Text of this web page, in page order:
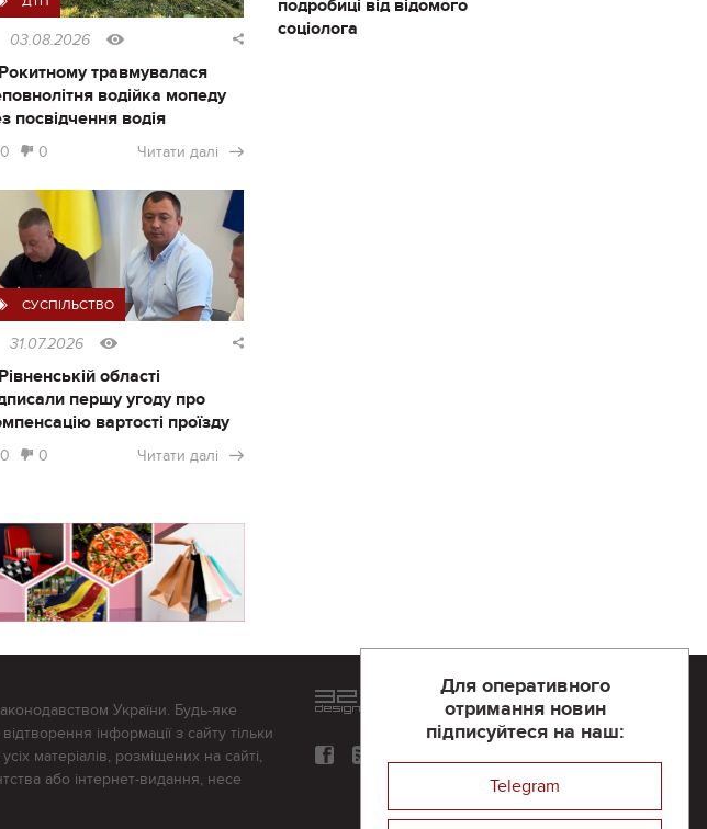
03.08.2026
травмувалася
водійка мопеду
посвідчення водія
0 0 Читати далі
СУСПІЛЬСТВО
31.07.2026
області
першу угоду про
вартості проїзду
0 0 Читати далі
подробиці від відомого
соціолога
Для оперативного
отримання новин
підписуйтеся на наш:
Telegram
України. Будь-яке
інформації з сайту тільки
матеріалів, розміщених на сайті,
або інтернет-видання, несе
Розроблений та підтримується
компанії 32х32